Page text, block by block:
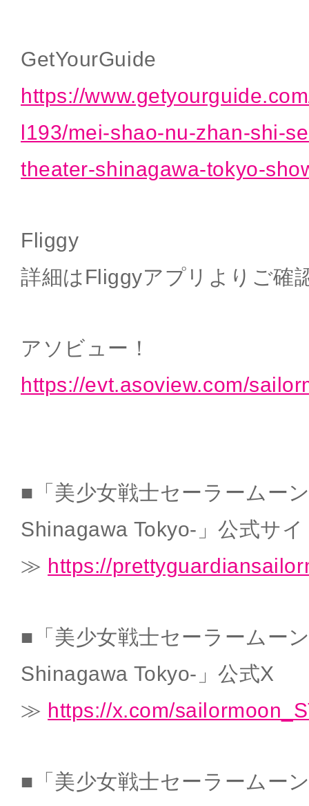
GetYourGuide
https://
l193/mei-shao-nu-zhan-shi-
theater-shinagawa-tokyo-
Fliggy
詳細はFliggyアプリよりご確
アソビュー！
https://evt.asoview.com/
■「美少女戦士セーラームー
Shinagawa Tokyo-」公式サイ
≫ https://
■「美少女戦士セーラームー
Shinagawa Tokyo-」公式X
≫ https://x.com/
■「美少女戦士セーラームー